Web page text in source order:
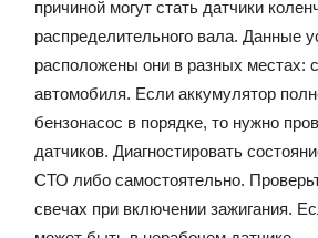
причиной могут стать датчики
распределительного вала. Данные
расположены они в разных местах:
автомобиля. Если аккумулятор
бензонасос в порядке, то нужно
датчиков. Диагностировать
СТО либо самостоятельно.
свечах при включении зажигания.